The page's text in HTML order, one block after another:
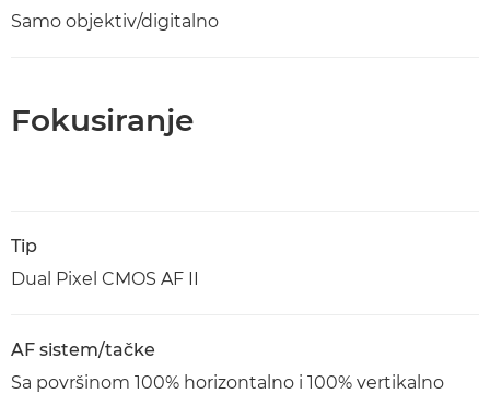
Samo objektiv/digitalno
Fokusiranje
Tip
Dual Pixel CMOS AF II
AF sistem/tačke
Sa površinom 100% horizontalno i 100% vertikalno